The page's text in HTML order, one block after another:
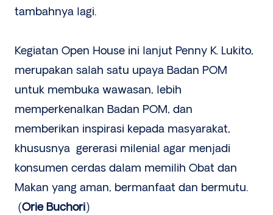
tambahnya lagi.
Kegiatan Open House ini lanjut Penny K. Lukito,
merupakan salah satu upaya Badan POM
untuk membuka wawasan, lebih
memperkenalkan Badan POM, dan
memberikan inspirasi kepada masyarakat,
khususnya gererasi milenial agar menjadi
konsumen cerdas dalam memilih Obat dan
Makan yang aman, bermanfaat dan bermutu.
(Orie Buchori)